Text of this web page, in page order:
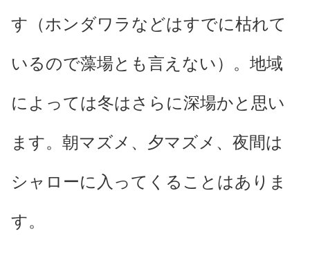
す（ホンダワラなどはすでに枯れて
いるので藻場とも言えない）。地域
によっては冬はさらに深場かと思い
ます。朝マズメ、夕マズメ、夜間は
シャローに入ってくることはありま
す。